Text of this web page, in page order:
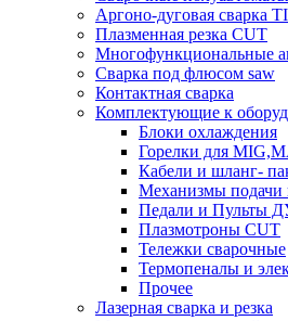
Аргоно-дуговая сварка
Плазменная резка CUT
Многофункциональные
Сварка под флюсом saw
Контактная сварка
Комплектующие к
Блоки охлаждения
Горелки для
Кабели и шланг-
Механизмы подачи
Педали и Пульты
Плазмотроны CUT
Тележки сварочные
Термопеналы и
Прочее
Лазерная сварка и резка